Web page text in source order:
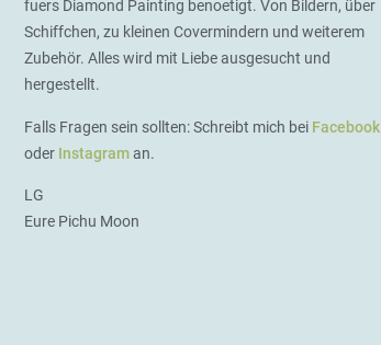
fuers Diamond Painting benoetigt. Von Bildern, über
Schiffchen, zu kleinen Covermindern und weiterem
Zubehör. Alles wird mit Liebe ausgesucht und
hergestellt.
Falls Fragen sein sollten: Schreibt mich bei Facebook
oder Instagraman.
LG
Eure Pichu Moon